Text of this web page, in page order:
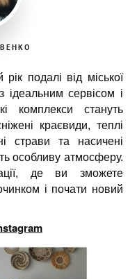
подалі від міської
сервісом і
комплекси стануть
краєвиди, теплі
страви та насичені
особливу атмосферу.
де ви зможете
і почати новий